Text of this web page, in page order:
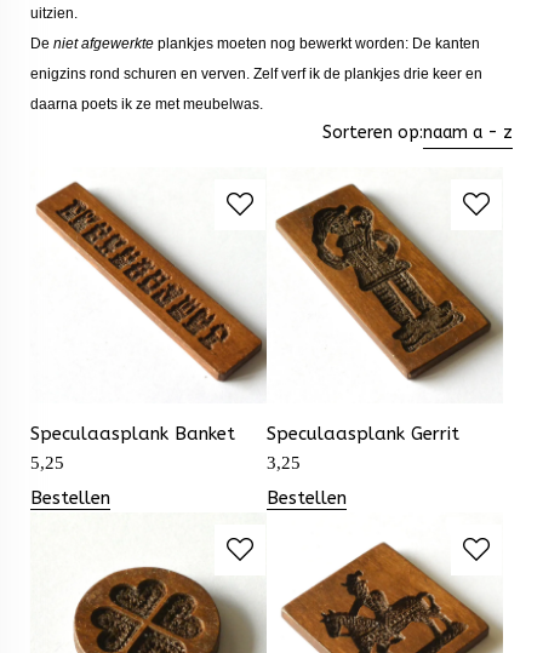
uitzien.
De niet afgewerkte plankjes moeten nog bewerkt worden: De kanten
enigzins rond schuren en verven. Zelf verf ik de plankjes drie keer en
daarna poets ik ze met meubelwas.
Sorteren op:naam a - z
Speculaasplank Banket
5,25
Bestellen
Speculaasplank Gerrit
3,25
Bestellen